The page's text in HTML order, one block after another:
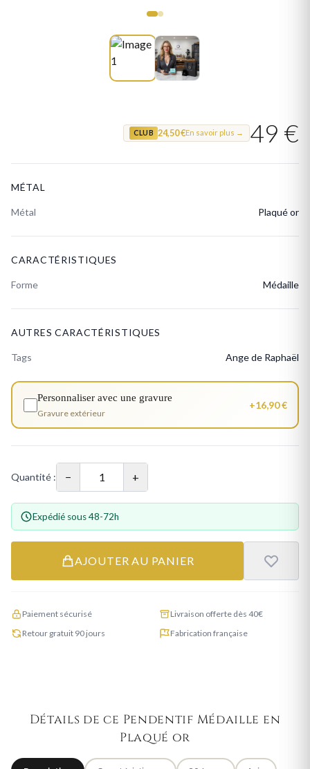
CLUB 24,50 €En savoir plus → 49 €
MÉTAL
Métal Plaqué or
CARACTÉRISTIQUES
Forme Médaille
AUTRES CARACTÉRISTIQUES
Tags Ange de Raphaël
Personnaliser avec une gravure
Gravure extérieur
+16,90 €
Quantité : − +
Expédié sous 48-72h
AJOUTER AU PANIER
Paiement sécurisé
Livraison offerte dès 40€
Retour gratuit 90 jours
Fabrication française
Détails de ce Pendentif Médaille en
Plaqué or